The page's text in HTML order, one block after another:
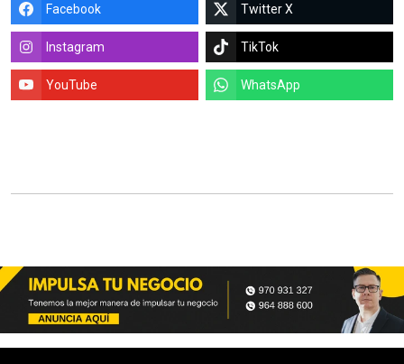
Facebook Twitter X
Instagram TikTok
YouTube WhatsApp